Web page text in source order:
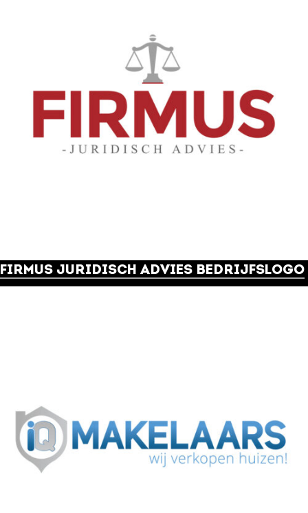
FIRMUS JURIDISCH ADVIES BEDRIJFSLOGO